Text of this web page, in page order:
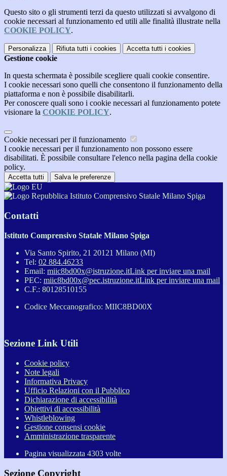
Questo sito o gli strumenti terzi da questo utilizzati si avvalgono di
cookie necessari al funzionamento ed utili alle finalità illustrate nella
COOKIE POLICY.
Personalizza Rifiuta tutti i cookies Accetta tutti i cookies
Gestione cookie
In questa schermata è possibile scegliere quali cookie consentire.
I cookie necessari sono quelli che consentono il funzionamento della
piattaforma e non è possibile disabilitarli.
Per conoscere quali sono i cookie necessari al funzionamento potete
visionare la COOKIE POLICY.
Cookie necessari per il funzionamento
I cookie necessari per il funzionamento non possono essere
disabilitati. È possibile consultare l'elenco nella pagina della cookie
policy.
Accetta tutti Salva le preferenze
Istituto Comprensivo Statale Milano Spiga
Contatti
Istituto Comprensivo Statale Milano Spiga
Via Santo Spirito, 21 20121 Milano (MI)
Tel: 02 884.46233
Email: miic8bd00x@istruzione.itLink per inviare una mail
PEC: miic8bd00x@pec.istruzione.itLink per inviare una mail
C.F.: 80128510155
Codice Meccanografico: MIIC8BD00X
Sezione Link Utili
Cookie policy
Note legali
Informativa Privacy
Ufficio Relazioni con il Pubblico
Dichiarazione di accessibilità
Obiettivi di accessibilità
Whistleblowing
Gestione consensi cookie
Amministrazione trasparente
Pagina visualizzata 4303 volte
Sezione Copyright